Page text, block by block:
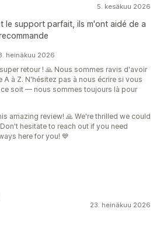
5. kesäkuu 2026
le support parfait, ils m'ont aidé de a
heinäkuu 2026
retour ! 🙏 Nous sommes ravis d'avoir
à Z. N'hésitez pas à nous écrire si vous
soit — nous sommes toujours là pour
amazing review! 🙏 We're thrilled we could
hesitate to reach out if you need
here for you! 💙
23. heinäkuu 2026